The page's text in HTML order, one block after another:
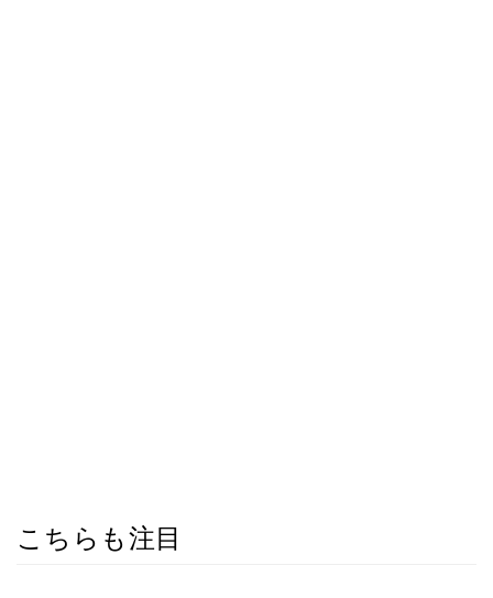
こちらも注目